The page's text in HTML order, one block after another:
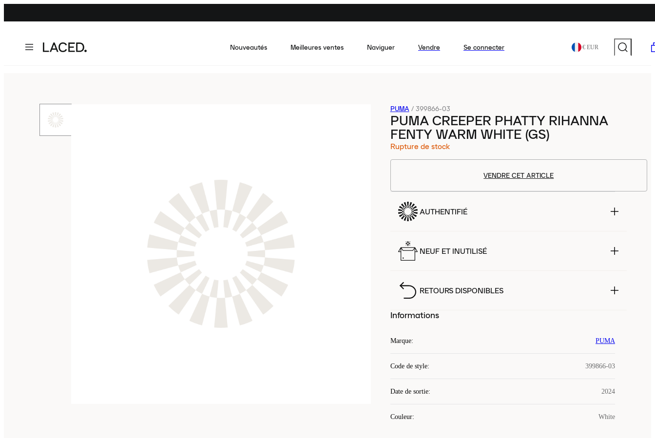
Nouveautés Meilleures ventes Naviguer Vendre Se connecter € EUR
PUMA / 399866-03
PUMA CREEPER PHATTY RIHANNA
FENTY WARM WHITE (GS)
Rupture de stock
VENDRE CET ARTICLE
AUTHENTIFIÉ
NEUF ET INUTILISÉ
RETOURS DISPONIBLES
Informations
Marque: PUMA
Code de style: 399866-03
Date de sortie: 2024
Couleur: White